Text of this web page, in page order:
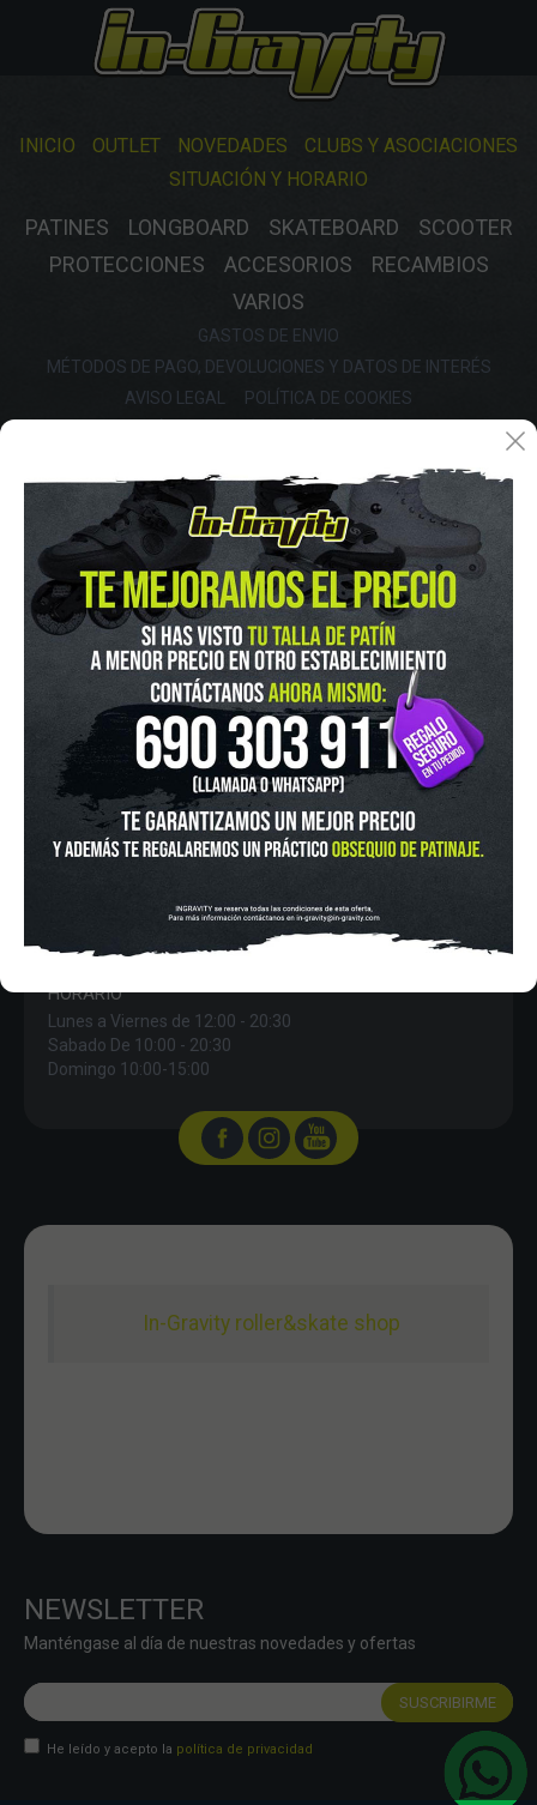
INICIO OUTLET NOVEDADES
CLUBS Y ASOCIACIONES
SITUACIÓN Y HORARIO
PATINES LONGBOARD SKATEBOARD
SCOOTER
PROTECCIONES
ACCESORIOS
RECAMBIOS
VARIOS
GASTOS DE ENVIO
MÉTODOS DE PAGO, DEVOLUCIONES Y DATOS DE INTERÉS
AVISO LEGAL
POLÍTICA DE COOKIES
FINANCIA CON:
In-Gravity roller&skate shop
Pza. Mariano de Cavia, 2
in-gravity@in-gravity.com
HORARIO
Lunes a Viernes de 12:00 - 20:30
Sabado De 10:00 - 20:30
Domingo 10:00-15:00
NEWSLETTER
Manténgase al día de nuestras novedades y ofertas
He leído y acepto la política de privacidad